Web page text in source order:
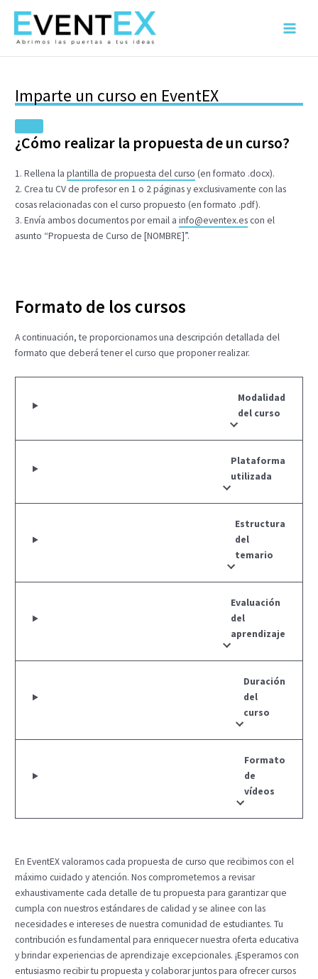
contenido
Main
Imparte un curso en EventEX
¿Cómo realizar la propuesta de un curso?
1. Rellena laplantilla de propuesta del curso (en formato .docx).
2. Crea tu CV de profesor en 1 o 2 páginas y exclusivamente con las
cosas relacionadas con el curso propuesto (en formato .pdf).
3. Envía ambos documentos por email ainfo@eventex.escon el
asunto “Propuesta de Curso de [NOMBRE]”.
Formato de los cursos
A continuación, te proporcionamos una descripción detallada del
formato que deberá tener el curso que proponer realizar.
Modalidad
del curso
Plataforma
utilizada
Estructura
del
temario
Evaluación
del
aprendizaje
Duración
del
curso
Formato
de
vídeos
En EventEX valoramos cada propuesta de curso que recibimos con el
máximo cuidado y atención. Nos comprometemos a revisar
exhaustivamente cada detalle de tu propuesta para garantizar que
cumpla con nuestros estándares de calidad y se alinee con las
necesidades e intereses de nuestra comunidad de estudiantes. Tu
contribución es fundamental para enriquecer nuestra oferta educativa
y brindar experiencias de aprendizaje excepcionales. ¡Esperamos con
entusiasmo recibir tu propuesta y colaborar juntos para ofrecer cursos